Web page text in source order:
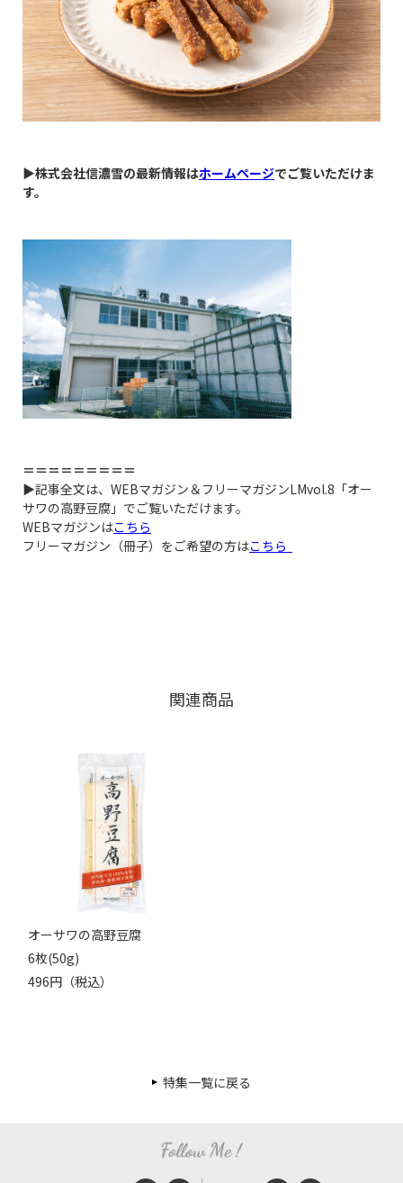
▶株式会社信濃雪の最新情報はホームぺージでご覧いただけま
す。
＝＝＝＝＝＝＝＝＝
▶記事全文は、WEBマガジン＆フリーマガジンLMvol.8「オー
サワの高野豆腐」でご覧いただけます。
WEBマガジンはこちら
フリーマガジン（冊子）をご希望の方はこちら
関連商品
オーサワの高野豆腐
6枚(50g)
496円（税込）
特集一覧に戻る